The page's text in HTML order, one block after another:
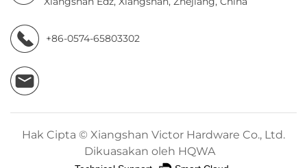
+86-0574-65803302
Hak Cipta © Xiangshan Victor Hardware Co., Ltd.
Dikuasakan oleh HQWA